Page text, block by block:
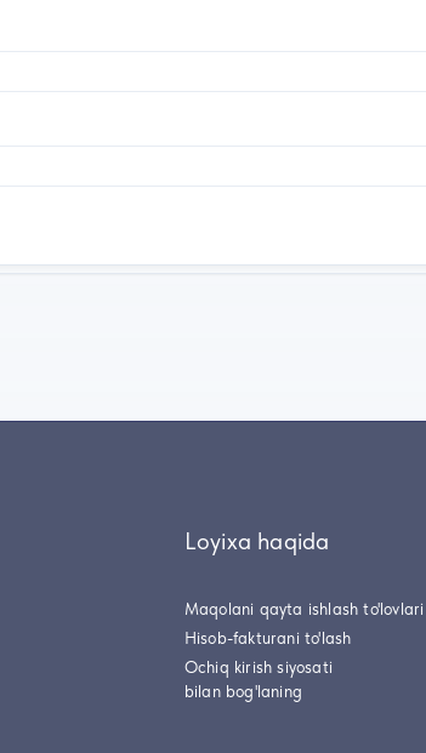
Loyixa haqida
Maqolani qayta ishlash to'lovlari
Hisob-fakturani to'lash
Ochiq kirish siyosati
bilan bog'laning